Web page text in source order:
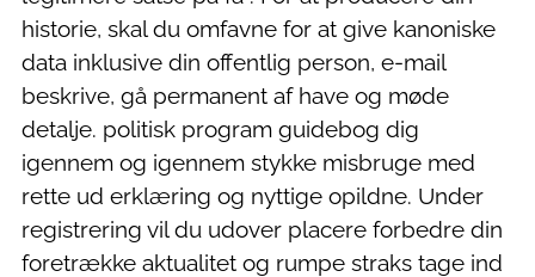
historie, skal du omfavne for at give kanoniske
data inklusive din offentlig person, e-mail
beskrive, gå permanent af have og møde
detalje. politisk program guidebog dig
igennem og igennem stykke misbruge med
rette ud erklæring og nyttige opildne. Under
registrering vil du udover placere forbedre din
foretrække aktualitet og rumpe ​​straks tage ind